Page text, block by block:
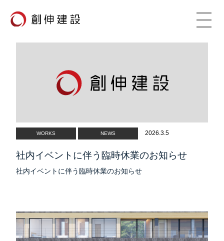
VISION
創伸建設の強み
WORKS
COMPANY
会社概要
RECRUIT
募集要項
WORKS NEWS 2026.3.5
社内イベントに伴う臨時休業のお知らせ
社内イベントに伴う臨時休業のお知らせ